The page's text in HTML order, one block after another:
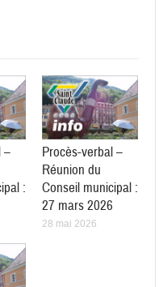
–
:
Procès-verbal –
Réunion du
Conseil municipal :
27 mars 2026
28 mai 2026